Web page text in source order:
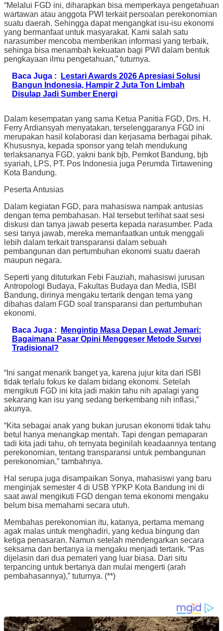
“Melalui FGD ini, diharapkan bisa memperkaya pengetahuan
wartawan atau anggota PWI terkait persoalan perekonomian
suatu daerah. Sehingga dapat mengangkat isu-isu ekonomi
yang bermanfaat untuk masyarakat. Kami salah satu
narasumber mencoba memberikan informasi yang terbaik,
sehinga bisa menambah kekuatan bagi PWI dalam bentuk
pengkayaan ilmu pengetahuan,” tuturnya.
Baca Juga :
Lestari Awards 2026 Apresiasi Solusi
Bangun Indonesia, Hampir 2 Juta Ton Limbah
Disulap Jadi Sumber Energi
Dalam kesempatan yang sama Ketua Panitia FGD, Drs. H.
Ferry Ardiansyah menyatakan, terselenggaranya FGD ini
merupakan hasil kolaborasi dan kerjasama berbagai pihak.
Khususnya, kepada sponsor yang telah mendukung
terlaksananya FGD, yakni bank bjb, Pemkot Bandung, bjb
syariah, LPS, PT. Pos Indonesia juga Perumda Tirtawening
Kota Bandung.
Peserta Antusias
Dalam kegiatan FGD, para mahasiswa nampak antusias
dengan tema pembahasan. Hal tersebut terlihat saat sesi
diskusi dan tanya jawab peserta kepada narasumber. Pada
sesi tanya jawab, mereka memanfaatkan untuk menggali
lebih dalam terkait transparansi dalam sebuah
pembangunan dan pertumbuhan ekonomi suatu daerah
maupun negara.
Seperti yang dituturkan Febi Fauziah, mahasiswi jurusan
Antropologi Budaya, Fakultas Budaya dan Media, ISBI
Bandung, dirinya mengaku tertarik dengan tema yang
dibahas dalam FGD soal transparansi dan pertumbuhan
ekonomi.
Baca Juga :
Mengintip Masa Depan Lewat Jemari:
Bagaimana Pasar Opini Menggeser Metode Survei
Tradisional?
“Ini sangat menarik banget ya, karena jujur kita dari ISBI
tidak terlalu fokus ke dalam bidang ekonomi. Setelah
mengikuti FGD ini kita jadi makin tahu nih apalagi yang
sekarang kan isu yang sedang berkembang nih inflasi,”
akunya.
“Kita sebagai anak yang bukan jurusan ekonomi tidak tahu
betul hanya menangkap mentah. Tapi dengan pemaparan
tadi kita jadi tahu, oh ternyata beginilah keadaannya tentang
perekonomian, tentang transparansi untuk pembangunan
perekonomian,” tambahnya.
Hal serupa juga disampaikan Sonya, mahasiswi yang baru
menginjak semester 4 di USB YPKP Kota Bandung ini di
saat awal mengikuti FGD dengan tema ekonomi mengaku
belum bisa memahami secara utuh.
Membahas perekonomian itu, katanya, pertama memang
agak malas untuk menghadiri, yang kedua bingung dan
ketiga penasaran. Namun setelah mendengarkan secara
seksama dan bertanya ia mengaku menjadi tertarik. “Pas
dijelasin dari dua pemateri yang luar biasa. Dari situ
terpancing untuk bertanya dan mulai mengerti (arah
pembahasannya),” tuturnya. (**)